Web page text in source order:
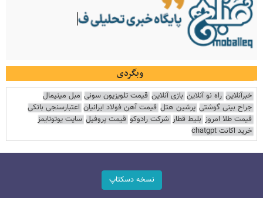
وبگردی
خبرآنلاین راه نو آنلاین بازی آنلاین قیمت تلویزیون سونی مبل مینیمال
جراح بینی گوشتی پرشین هتل قیمت آهن فولاد ایرانیان اعتبارسنجی بانکی
قیمت طلا امروز بلیط قطار شرکت رادوکو قیمت پروفیل سایت یوتوتایمز
خرید اکانت chatgpt
نسخه دسکتاپ